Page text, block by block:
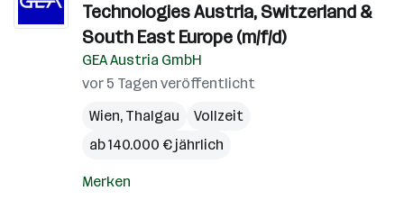
Technologies Austria, Switzerland &
South East Europe (m/f/d)
GEA Austria GmbH
vor 5 Tagen veröffentlicht
Wien, Thalgau
Vollzeit
ab 140.000 € jährlich
Merken